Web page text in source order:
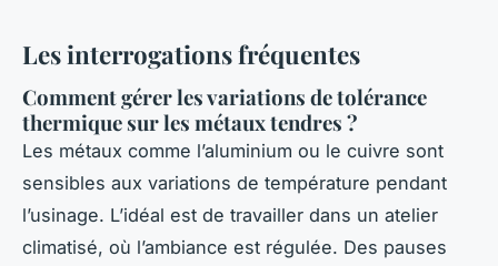
Les interrogations fréquentes
Comment gérer les variations de tolérance
thermique sur les métaux tendres ?
Les métaux comme l’aluminium ou le cuivre sont
sensibles aux variations de température pendant
l’usinage. L’idéal est de travailler dans un atelier
climatisé, où l’ambiance est régulée. Des pauses